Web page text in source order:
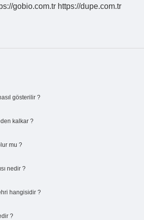
gobio.com.tr https://dupe.com.tr
gösterilir ?
kalkar ?
mu ?
nedir ?
hangisidir ?
?